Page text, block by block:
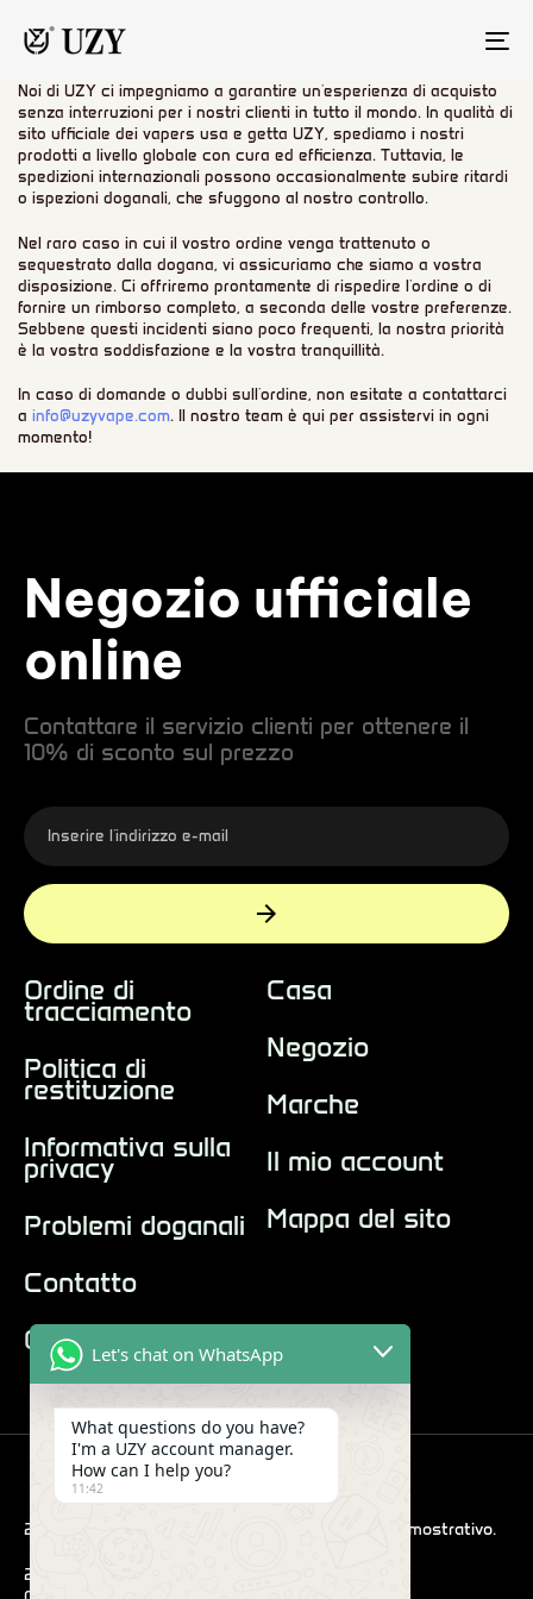
Noi di UZY ci impegniamo a garantire un'esperienza di acquisto
senza interruzioni per i nostri clienti in tutto il mondo. In qualità di
sito ufficiale dei vapers usa e getta UZY, spediamo i nostri
prodotti a livello globale con cura ed efficienza. Tuttavia, le
spedizioni internazionali possono occasionalmente subire ritardi
o ispezioni doganali, che sfuggono al nostro controllo.
Nel raro caso in cui il vostro ordine venga trattenuto o
sequestrato dalla dogana, vi assicuriamo che siamo a vostra
disposizione. Ci offriremo prontamente di rispedire l'ordine o di
fornire un rimborso completo, a seconda delle vostre preferenze.
Sebbene questi incidenti siano poco frequenti, la nostra priorità
è la vostra soddisfazione e la vostra tranquillità.
In caso di domande o dubbi sull'ordine, non esitate a contattarci
a info@uzyvape.com. Il nostro team è qui per assistervi in ogni
momento!
Negozio ufficiale
online
Contattare il servizio clienti per ottenere il
10% di sconto sul prezzo
Ordine di
tracciamento
Politica di
restituzione
Informativa sulla
privacy
Problemi doganali
Contatto
Chi siamo
Casa
Negozio
Marche
Il mio account
Mappa del sito
2022 Hub. Tutte le immagini sono solo a scopo dimostrativo.
290 Maryam Springs 260,
Let's chat on WhatsApp
What questions do you have?
I'm a UZY account manager.
How can I help you?
11:42